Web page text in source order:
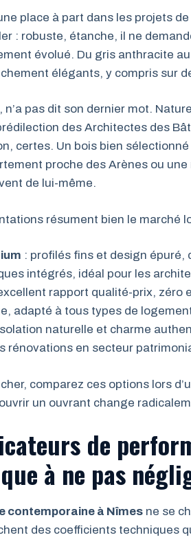
place à part dans les projets
: robuste, étanche, il ne
évolué. Du gris anthracite
élégants, y compris sur
n’a pas dit son dernier mot.
des Architectes des
certes. Un bois bien
proche des Arènes ou
de lui-même.
résument bien le marché
: profilés fins et design
intégrés, idéal pour les
rapport qualité-prix, zéro
adapté à tous types de
naturelle et charme
rénovations en secteur
comparez ces options lors
un ouvrant change
de
à ne pas
contemporaine à Nîmes ne se
des coefficients techniques